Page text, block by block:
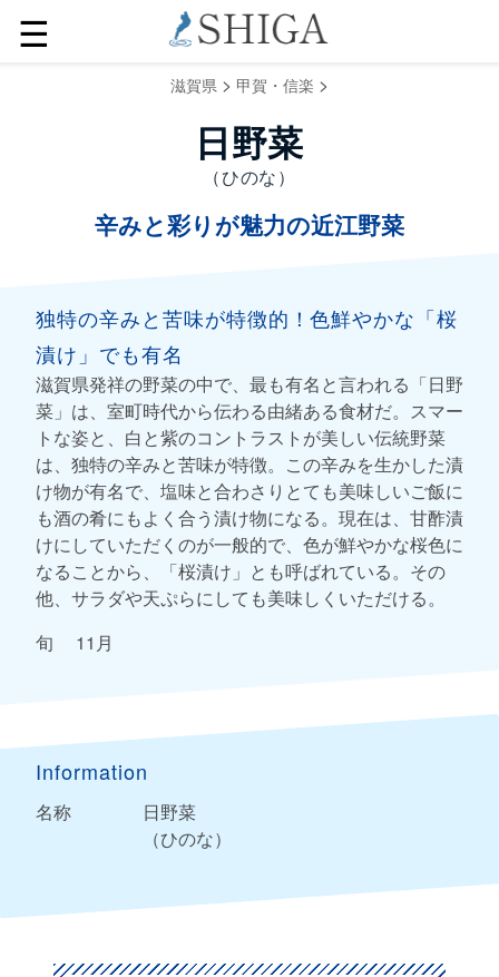
☰
滋賀県 > 甲賀・信楽 >
日野菜
（ひのな）
辛みと彩りが魅力の近江野菜
独特の辛みと苦味が特徴的！色鮮やかな「桜
漬け」でも有名
滋賀県発祥の野菜の中で、最も有名と言われる「日野
菜」は、室町時代から伝わる由緒ある食材だ。スマー
トな姿と、白と紫のコントラストが美しい伝統野菜
は、独特の辛みと苦味が特徴。この辛みを生かした漬
け物が有名で、塩味と合わさりとても美味しいご飯に
も酒の肴にもよく合う漬け物になる。現在は、甘酢漬
けにしていただくのが一般的で、色が鮮やかな桜色に
なることから、「桜漬け」とも呼ばれている。その
他、サラダや天ぷらにしても美味しくいただける。
旬 11月
Information
名称
日野菜
（ひのな）